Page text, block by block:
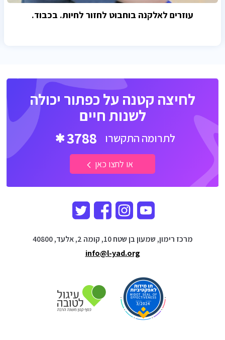
עוזרים לאלקנה בוחבוט לחזור לחיות. בכבוד.
לחיצה קטנה על כפתור יכולה
לשנות חיים
לתרומה התקשרו 3788
או לחצו כאן
מרכז רימון, שמעון בן שטח 10, קומה 2, אלעד, 40800
info@l-yad.org